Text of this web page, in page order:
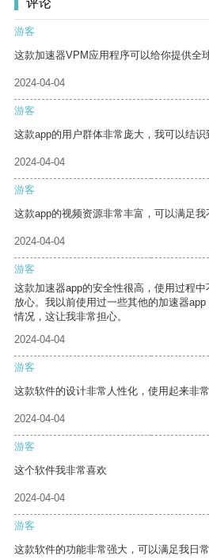
评论
游客
这款加速器VPM应用程序可以给你提供全
2024-04-04
游客
这款app的用户群体非常庞大，我可以结识
2024-04-04
游客
这款app的视频资源非常丰富，可以满足我
2024-04-04
游客
这款加速器app的安全性很高，使用过程
放心。我以前使用过一些其他的加速器
情况，这让我非常担心。
2024-04-04
游客
这款软件的设计非常人性化，使用起来非常
2024-04-04
游客
这个软件我非常喜欢
2024-04-04
游客
这款软件的功能非常强大，可以满足我日常